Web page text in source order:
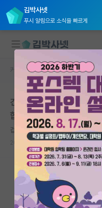
김박사넷
푸시 알림으로 소식을 빠르게
대학원생 모집
국내대학원 정보
연구실&오픈랩
커뮤니티
커뮤니티 홈
전체글보기
베스트 게시판
커뮤니티 홈 대학원 합격 후기
건국대 생명 4.2 → 서울
합격
겁먹은 플라톤
2025.12.01 2 4954